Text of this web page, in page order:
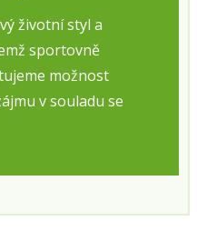
životní styl a
sportovně
možnost
v souladu se